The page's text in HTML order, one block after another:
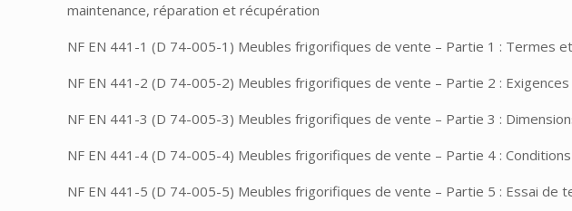
maintenance, réparation et récupération
NF EN 441-1 (D 74-005-1) Meubles frigorifiques de vente – Partie 1 : Termes
NF EN 441-2 (D 74-005-2) Meubles frigorifiques de vente – Partie 2 :
NF EN 441-3 (D 74-005-3) Meubles frigorifiques de vente – Partie 3 :
NF EN 441-4 (D 74-005-4) Meubles frigorifiques de vente – Partie 4 : Conditions
NF EN 441-5 (D 74-005-5) Meubles frigorifiques de vente – Partie 5 : Essai de